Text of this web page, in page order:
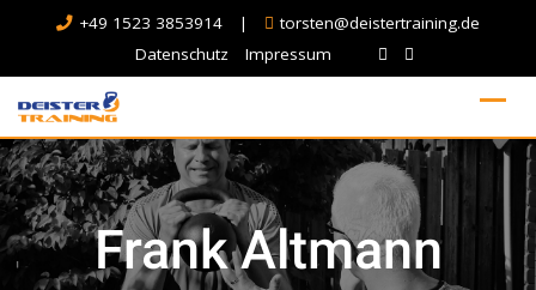
+49 1523 3853914 |
torsten@deistertraining.de
Datenschutz
Impressum
Frank Altmann